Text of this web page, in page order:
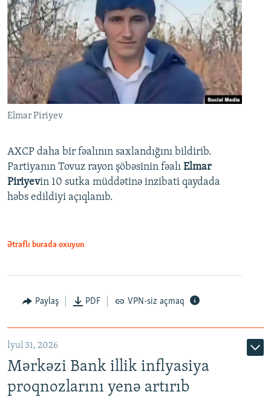
Elmar Piriyev
AXCP daha bir fəalının saxlandığını bildirib.
Partiyanın Tovuz rayon şöbəsinin fəalı Elmar
Piriyevin 10 sutka müddətinə inzibati qaydada
həbs edildiyi açıqlanıb.
Ətraflı burada oxuyun
Paylaş PDF VPN-siz açmaq
İyul 31, 2026
Mərkəzi Bank illik inflyasiya
proqnozlarını yenə artırıb